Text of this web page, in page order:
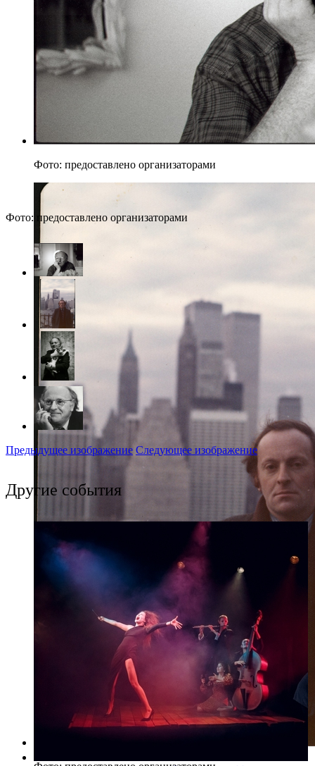
Фото: предоставлено организаторами
Фото: предоставлено организаторами
Предыдущее изображение Следующее изображение
Другие события